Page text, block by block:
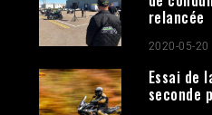
relancée
2020-05-20
Essai de
seconde